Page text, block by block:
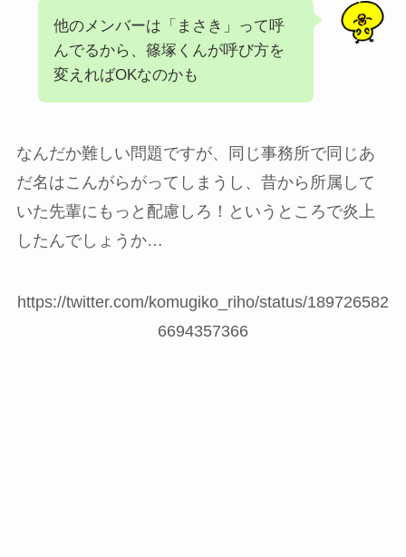
他のメンバーは「まさき」って呼
んでるから、篠塚くんが呼び方を
変えればOKなのかも
なんだか難しい問題ですが、同じ事務所で同じあ
だ名はこんがらがってしまうし、昔から所属して
いた先輩にもっと配慮しろ！というところで炎上
したんでしょうか…
https://twitter.com/komugiko_riho/status/189726582
6694357366